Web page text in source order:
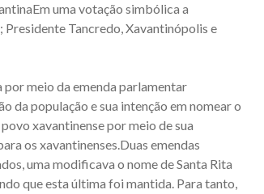
uma votação simbólica a
Tancredo, Xavantinópolis e
meio da emenda parlamentar
da população e sua intenção em nomear o
xavantinense por meio de sua
os xavantinenses.Duas emendas
uma modificava o nome de Santa Rita
que esta última foi mantida. Para tanto,